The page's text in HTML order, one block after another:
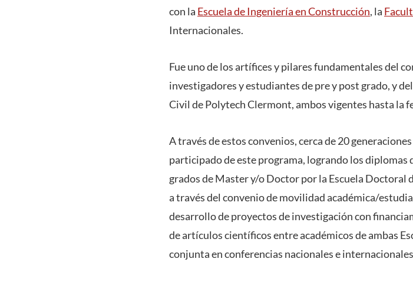
con la Escuela de Ingeniería en Construcción, la
Internacionales.
Fue uno de los artífices y pilares fundamentales del
investigadores y estudiantes de pre y post grado, y
Civil de Polytech Clermont, ambos vigentes hasta la
A través de estos convenios, cerca de 20
participado de este programa, logrando los
grados de Master y/o Doctor por la Escuela Doctoral
a través del convenio de movilidad académica/
desarrollo de proyectos de investigación con
de artículos científicos entre académicos de ambas
conjunta en conferencias nacionales e